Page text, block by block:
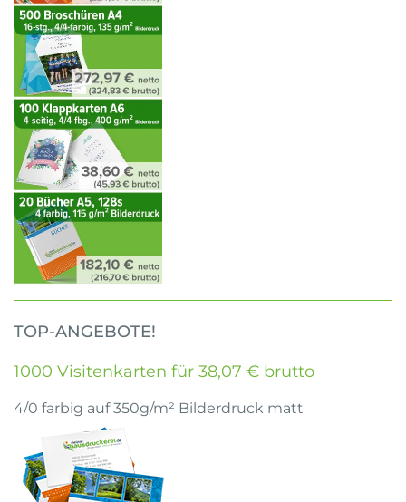
TOP-ANGEBOTE!
1000 Visitenkarten für 38,07 € brutto
4/0 farbig auf 350g/m² Bilderdruck matt